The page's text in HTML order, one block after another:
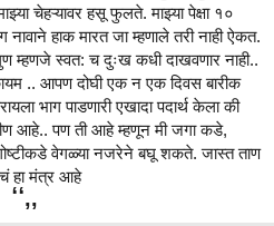
चेहऱ्यावर हसू फुलते. माझ्या पेक्षा १०
हाक मारत जा म्हणाले तरी नाही ऐकत.
म्हणजे स्वत: च दुःख कधी दाखवणार नाही..
.. आपण दोघी एक न एक दिवस बारीक
भाग पाडणारी एखादा पदार्थ केला की
आहे.. पण ती आहे म्हणून मी जगा कडे,
वेगळ्या नजरेने बघू शकते. जास्त ताण
हा मंत्र आहे